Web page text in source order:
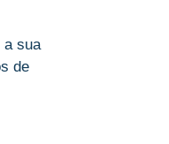
a sua
de